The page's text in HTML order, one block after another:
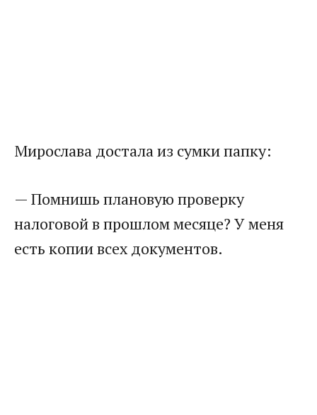
Мирослава достала из сумки папку:
— Помнишь плановую проверку
налоговой в прошлом месяце? У меня
есть копии всех документов.